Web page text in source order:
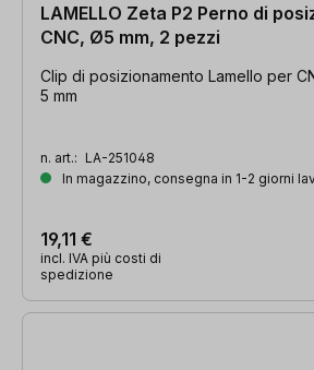
LAMELLO Zeta P2 Perno di
CNC, Ø5 mm, 2 pezzi
Clip di posizionamento Lamello per
5 mm
n. art.: LA-251048
In magazzino, consegna in 1-2 giorni
19,11 €
incl. IVA più costi di
spedizione